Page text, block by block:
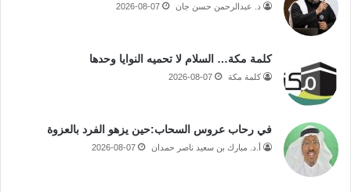
د. عبدالرحمن حسن جان 2026-08-07
كلمة مكة… السلام لا تحميه النوايا وحدها
كلمة مكة 2026-08-07
في رحاب عروس السحاب:حين يزهو الفرد بالعزوة
أ.د. مبارك بن سعيد ناصر حمدان 2026-08-07